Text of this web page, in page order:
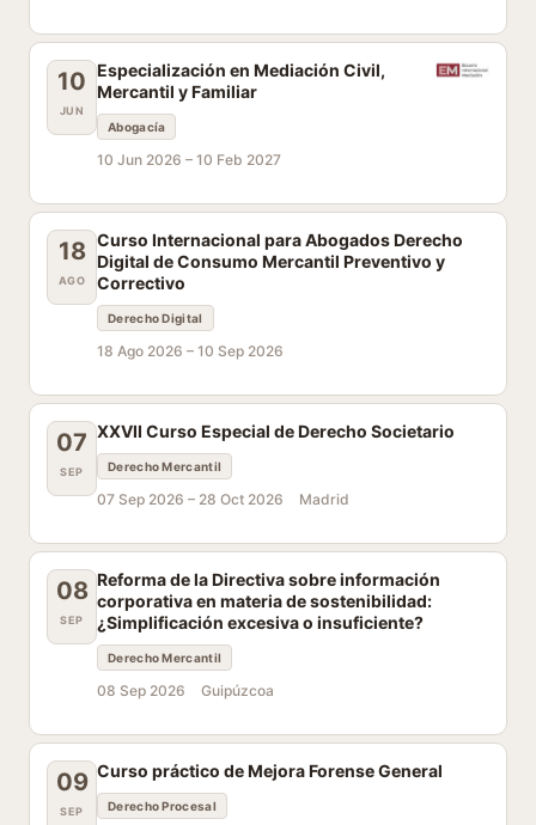
10
JUN
Especialización en Mediación Civil,
Mercantil y Familiar
Abogacía
10 Jun 2026 – 10 Feb 2027
18
AGO
Curso Internacional para Abogados Derecho
Digital de Consumo Mercantil Preventivo y
Correctivo
Derecho Digital
18 Ago 2026 – 10 Sep 2026
07
SEP
XXVII Curso Especial de Derecho Societario
Derecho Mercantil
07 Sep 2026 – 28 Oct 2026 Madrid
08
SEP
Reforma de la Directiva sobre información
corporativa en materia de sostenibilidad:
¿Simplificación excesiva o insuficiente?
Derecho Mercantil
08 Sep 2026 Guipúzcoa
09
SEP
Curso práctico de Mejora Forense General
Derecho Procesal